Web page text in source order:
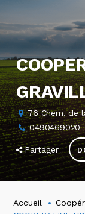
76 Chem. de
0490469020
Partager
Accueil